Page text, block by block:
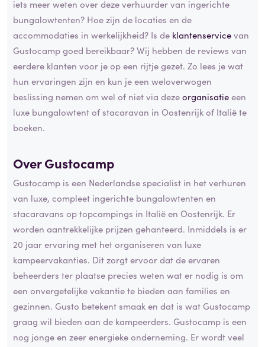
iets meer weten over deze verhuurder van ingerichte
bungalowtenten? Hoe zijn de locaties en de
accommodaties in werkelijkheid? Is de klantenservicevan
Gustocamp goed bereikbaar? Wij hebben de reviews van
eerdere klanten voor je op een rijtje gezet. Zo lees je wat
hun ervaringen zijn en kun je een weloverwogen
beslissing nemen om wel of niet via dezeorganisatieeen
luxe bungalowtent of stacaravan in Oostenrijk of Italië te
boeken.
Over Gustocamp
Gustocamp is een Nederlandse specialist in het verhuren
van luxe, compleet ingerichte bungalowtenten en
stacaravans op topcampings in Italië en Oostenrijk. Er
worden aantrekkelijke prijzen gehanteerd. Inmiddels is er
20 jaar ervaring met het organiseren van luxe
kampeervakanties. Dit zorgt ervoor dat de ervaren
beheerders ter plaatse precies weten wat er nodig is om
een onvergetelijke vakantie te bieden aan families en
gezinnen. Gusto betekent smaak en dat is wat Gustocamp
graag wil bieden aan de kampeerders. Gustocamp is een
nog jonge en zeer energieke onderneming. Er wordt veel